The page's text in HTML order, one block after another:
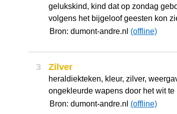
gelukskind, kind dat op zondag
volgens het bijgeloof geesten kon
Bron: dumont-andre.nl (offline)
3 Zilver
heraldiekteken, kleur, zilver,
ongekleurde wapens door het wit te
Bron: dumont-andre.nl (offline)